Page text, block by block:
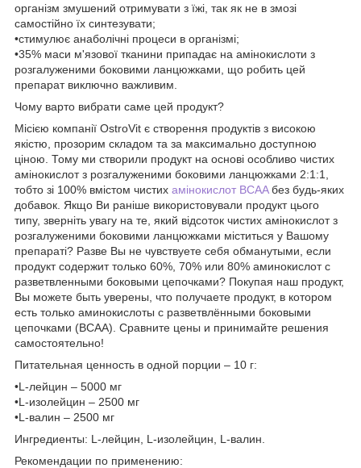
організм змушений отримувати з їжі, так як не в змозі
самостійно їх синтезувати;
•стимулює анаболічні процеси в організмі;
•35% маси м'язової тканини припадає на амінокислоти з
розгалуженими боковими ланцюжками, що робить цей
препарат виключно важливим.
Чому варто вибрати саме цей продукт?
Місією компанії OstroVit є створення продуктів з високою
якістю, прозорим складом та за максимально доступною
ціною. Тому ми створили продукт на основі особливо чистих
амінокислот з розгалуженими боковими ланцюжками 2:1:1,
тобто зі 100% вмістом чистих амінокислот BCAAбез будь-яких
добавок. Якщо Ви раніше використовували продукт цього
типу, зверніть увагу на те, який відсоток чистих амінокислот з
розгалуженими боковими ланцюжками міститься у Вашому
препараті? Разве Вы не чувствуете себя обманутыми, если
продукт содержит только 60%, 70% или 80% аминокислот с
разветвленными боковыми цепочками? Покупая наш продукт,
Вы можете быть уверены, что получаете продукт, в котором
есть только аминокислоты с разветвлёнными боковыми
цепочками (BCAA). Сравните цены и принимайте решения
самостоятельно!
Питательная ценность в одной порции – 10 г:
•L-лейцин – 5000 мг
•L-изолейцин – 2500 мг
•L-валин – 2500 мг
Ингредиенты: L-лейцин, L-изолейцин, L-валин.
Рекомендации по применению: